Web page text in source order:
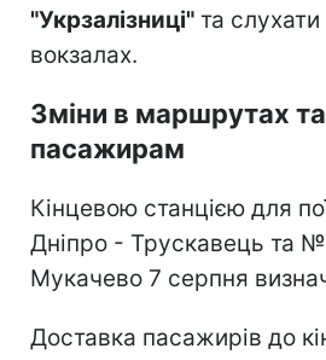
"Укрзалізниці" та
вокзалах.
Зміни в маршрутах
пасажирам
Кінцевою станцією для
Дніпро - Трускавець та
Мукачево 7 серпня
Доставка пасажирів до